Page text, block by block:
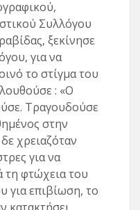
Συλλόγου
ξεκίνησε
για να
το στίγμα του
: «Ο
Τραγουδούσε
στην
χρειαζόταν
για να
τη φτώχεια του
για επιβίωση, το